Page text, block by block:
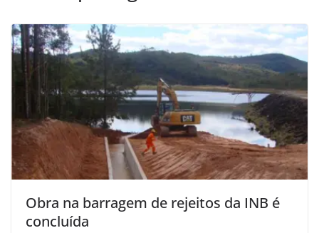
Obra na barragem de rejeitos da INB é
concluída